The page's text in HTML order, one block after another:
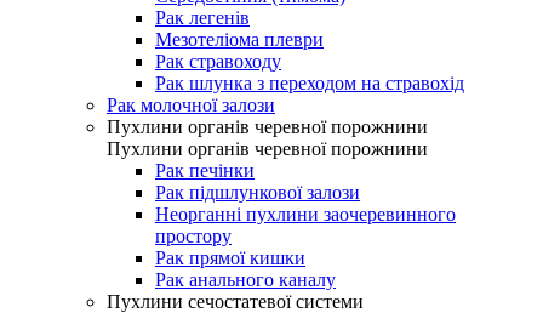
Рак легенів
Мезотеліома плеври
Рак стравоходу
Рак шлунка з переходом на стравохід
Рак молочної залози
Пухлини органів черевної порожнини
Пухлини органів черевної порожнини
Рак печінки
Рак підшлункової залози
Неорганні пухлини заочеревинного
простору
Рак прямої кишки
Рак анального каналу
Пухлини сечостатевої системи